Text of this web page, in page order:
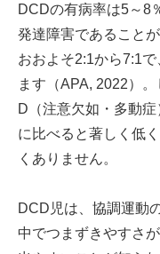
DCDの有病率は5～8
発達障害であること
おおよそ2:1から7:1
ます（APA, 2022）
D（注意欠如・多動
に比べると著しく低
くありません。
DCD児は、協調運動
中でつまずきやすさ